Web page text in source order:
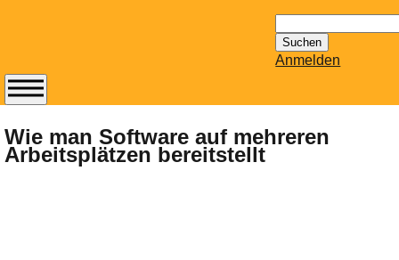
nach:
Anmelden
Wie man Software auf mehreren
Arbeitsplätzen bereitstellt
Abonnieren Sie den
14-tägig
erscheinenden
Newsletter von